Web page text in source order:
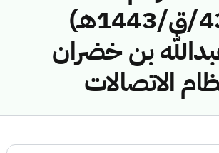
(4374344/ق/1443هـ)
بن خضران
الاتصالات